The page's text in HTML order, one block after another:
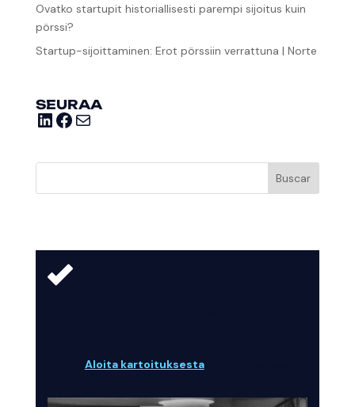
Ovatko startupit historiallisesti parempi sijoitus kuin
pörssi?
Startup-sijoittaminen: Erot pörssiin verrattuna | Norte
SEURAA
LinkedIn
Facebook
Correo electrónico
Buscar
Aloita kartoituksestaNorten kanssa.